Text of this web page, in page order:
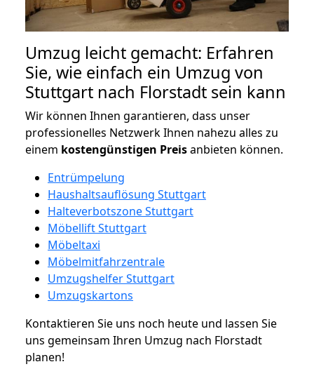
Umzug leicht gemacht: Erfahren
Sie, wie einfach ein Umzug von
Stuttgart nach Florstadt sein kann
Wir können Ihnen garantieren, dass unser
professionelles Netzwerk Ihnen nahezu alles zu
einem kostengünstigen Preisanbieten können.
Entrümpelung
Haushaltsauflösung Stuttgart
Halteverbotszone Stuttgart
Möbellift Stuttgart
Möbeltaxi
Möbelmitfahrzentrale
Umzugshelfer Stuttgart
Umzugskartons
Kontaktieren Sie uns noch heute und lassen Sie
uns gemeinsam Ihren Umzug nach Florstadt
planen!